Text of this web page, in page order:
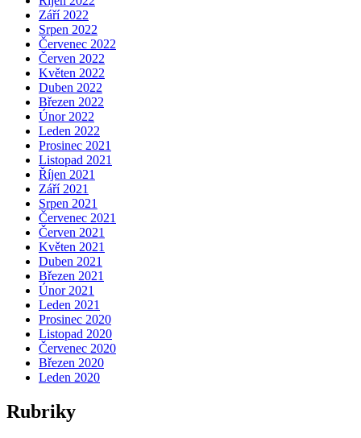
Září 2022
Srpen 2022
Červenec 2022
Červen 2022
Květen 2022
Duben 2022
Březen 2022
Únor 2022
Leden 2022
Prosinec 2021
Listopad 2021
Říjen 2021
Září 2021
Srpen 2021
Červenec 2021
Červen 2021
Květen 2021
Duben 2021
Březen 2021
Únor 2021
Leden 2021
Prosinec 2020
Listopad 2020
Červenec 2020
Březen 2020
Leden 2020
Rubriky